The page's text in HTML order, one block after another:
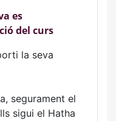
es
del curs
la seva
segurament el
sigui el Hatha